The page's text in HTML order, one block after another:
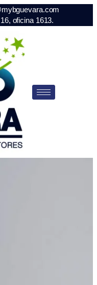
oficina 1613.